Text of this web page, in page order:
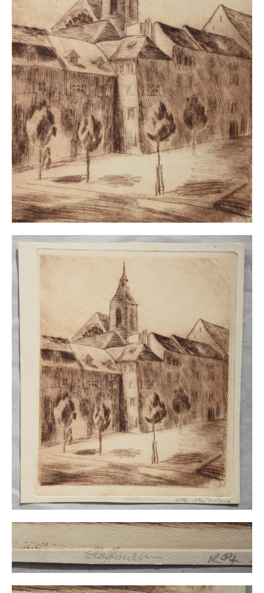
Selbstbildnisse
Stillleben
Neues
Tägliche Dosis Kunst
Themenflyer
Themenflyer: Trügerische Idyllen
Themenflyer: Buch und Schrift in der Kunst
Themenflyer: Sehnsucht Süden
Themenflyer: Walter Becker
Themenflyer: Richild Holt
Themenflyer: Ernst Geitlinger
Themenflyer: Michel Wagner
Weitere Themenflyer
Buchempfehlungen
Richild Holt – Farbe und Linie
Theodor Zeller (1900-1986) Maler und
Visionär
Walter Becker (1893-1984) Malerei und Grafik
Der Maler Richard Sprick (1901-1976)
Suche
Über Uns
Kontakt
Publikationsliste
Über Uns